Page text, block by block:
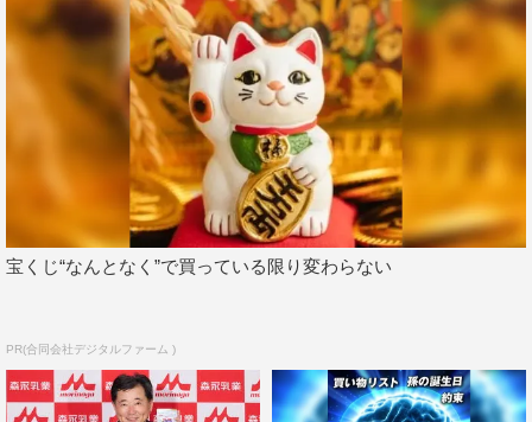
宝くじ“なんとなく”で買っている限り変わらない
PR(合同会社デジタルファーム )